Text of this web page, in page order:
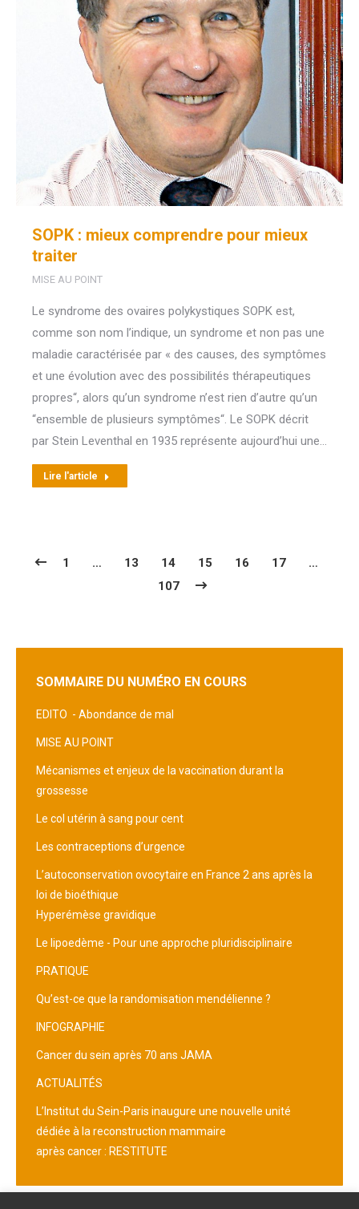
SOPK : mieux comprendre pour mieux
traiter
MISE AU POINT
Le syndrome des ovaires polykystiques SOPK est,
comme son nom l’indique, un syndrome et non pas une
maladie caractérisée par « des causes, des symptômes
et une évolution avec des possibilités thérapeutiques
propres“, alors qu’un syndrome n’est rien d’autre qu’un
“ensemble de plusieurs symptômes“. Le SOPK décrit
par Stein Leventhal en 1935 représente aujourd’hui une…
Lire l'article
1 … 13 14 15 16 17
…
107
SOMMAIRE DU NUMÉRO EN COURS
EDITO - Abondance de mal
MISE AU POINT
Mécanismes et enjeux de la vaccination durant la
grossesse
Le col utérin à sang pour cent
Les contraceptions d’urgence
L’autoconservation ovocytaire en France 2 ans après la
loi de bioéthique
Hyperémèse gravidique
Le lipoedème - Pour une approche pluridisciplinaire
PRATIQUE
Qu’est-ce que la randomisation mendélienne ?
INFOGRAPHIE
Cancer du sein après 70 ans JAMA
ACTUALITÉS
L’Institut du Sein-Paris inaugure une nouvelle unité
dédiée à la reconstruction mammaire
après cancer : RESTITUTE